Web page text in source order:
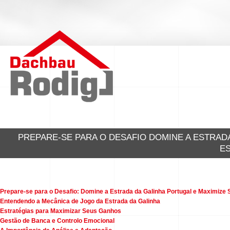
PREPARE-SE PARA O DESAFIO DOMINE A
Prepare-se para o Desafio: Domine a Estrada da Galinha Portugal e
Entendendo a Mecânica de Jogo da Estrada da Galinha
Estratégias para Maximizar Seus Ganhos
Gestão de Banca e Controlo Emocional